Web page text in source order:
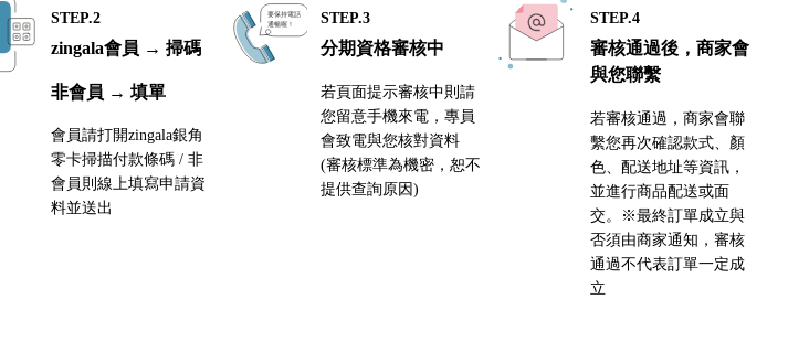
STEP.2
zingala會員 → 掃碼
非會員 → 填單
會員請打開zingala銀角
零卡掃描付款條碼 / 非
會員則線上填寫申請資
料並送出
STEP.3
分期資格審核中
若頁面提示審核中則請
您留意手機來電，專員
會致電與您核對資料
(審核標準為機密，恕不
提供查詢原因)
STEP.4
審核通過後，商家會
與您聯繫
若審核通過，商家會聯
繫您再次確認款式、顏
色、配送地址等資訊，
並進行商品配送或面
交。※最終訂單成立與
否須由商家通知，審核
通過不代表訂單一定成
立